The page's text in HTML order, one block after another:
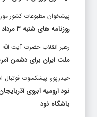
پیشخوان مطبوعات کشور مورخ شنبه ۳
روزنامه های شنبه ۳ مرداد ۱۴۰۵ / پیشخوان مطبوعات
رهبر انقلاب حضرت آیت
ملت ایران برای دشمن
حیدرپور، پیشکسوت فوتبال
نود ارومیه آبروی
باشگاه نود